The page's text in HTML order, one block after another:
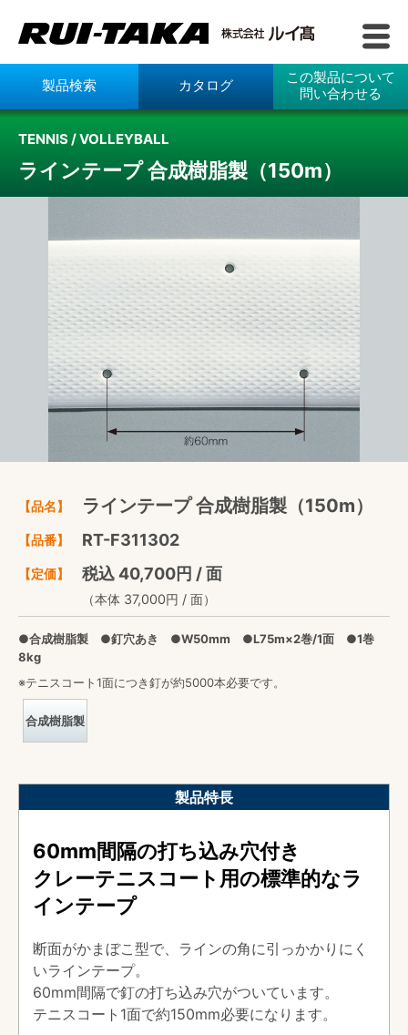
製品検索 カタログ
この製品について
問い合わせる
ラインテープ 合成樹脂製（150m）
TENNIS / VOLLEYBALL
【品名】 ラインテープ 合成樹脂製（150m）
【品番】 RT-F311302
【定価】 税込 40,700円 / 面
（本体 37,000円 / 面）
●合成樹脂製 ●釘穴あき ●W50mm ●L75m×2巻/1面 ●1巻
8kg
※テニスコート1面につき釘が約5000本必要です。
合成樹脂製
製品特長
60mm間隔の打ち込み穴付き
クレーテニスコート用の標準的なラ
インテープ
断面がかまぼこ型で、ラインの角に引っかかりにく
いラインテープ。
60mm間隔で釘の打ち込み穴がついています。
テニスコート1面で約150mm必要になります。